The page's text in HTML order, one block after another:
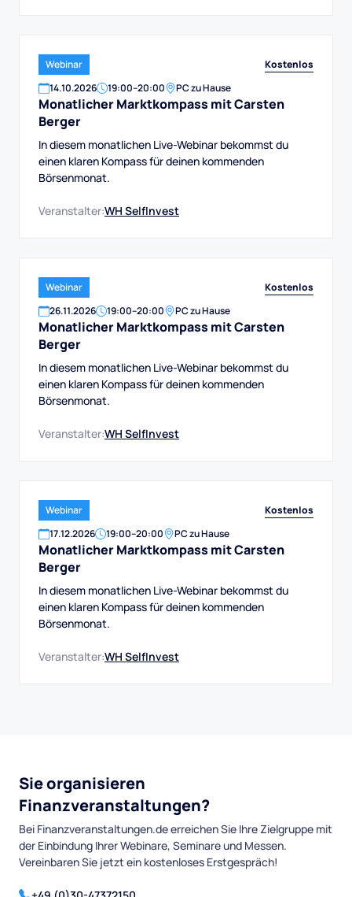
Webinar
Kostenlos
14.10.2026 19:00–20:00 PC zu Hause
Monatlicher Marktkompass mit Carsten
Berger
In diesem monatlichen Live-Webinar bekommst du
einen klaren Kompass für deinen kommenden
Börsenmonat.
Veranstalter:WH SelfInvest
Webinar
Kostenlos
26.11.2026 19:00–20:00 PC zu Hause
Monatlicher Marktkompass mit Carsten
Berger
In diesem monatlichen Live-Webinar bekommst du
einen klaren Kompass für deinen kommenden
Börsenmonat.
Veranstalter:WH SelfInvest
Webinar
Kostenlos
17.12.2026 19:00–20:00 PC zu Hause
Monatlicher Marktkompass mit Carsten
Berger
In diesem monatlichen Live-Webinar bekommst du
einen klaren Kompass für deinen kommenden
Börsenmonat.
Veranstalter:WH SelfInvest
Sie organisieren
Finanzveranstaltungen?
Bei Finanzveranstaltungen.de erreichen Sie Ihre Zielgruppe mit
der Einbindung Ihrer Webinare, Seminare und Messen.
Vereinbaren Sie jetzt ein kostenloses Erstgespräch!